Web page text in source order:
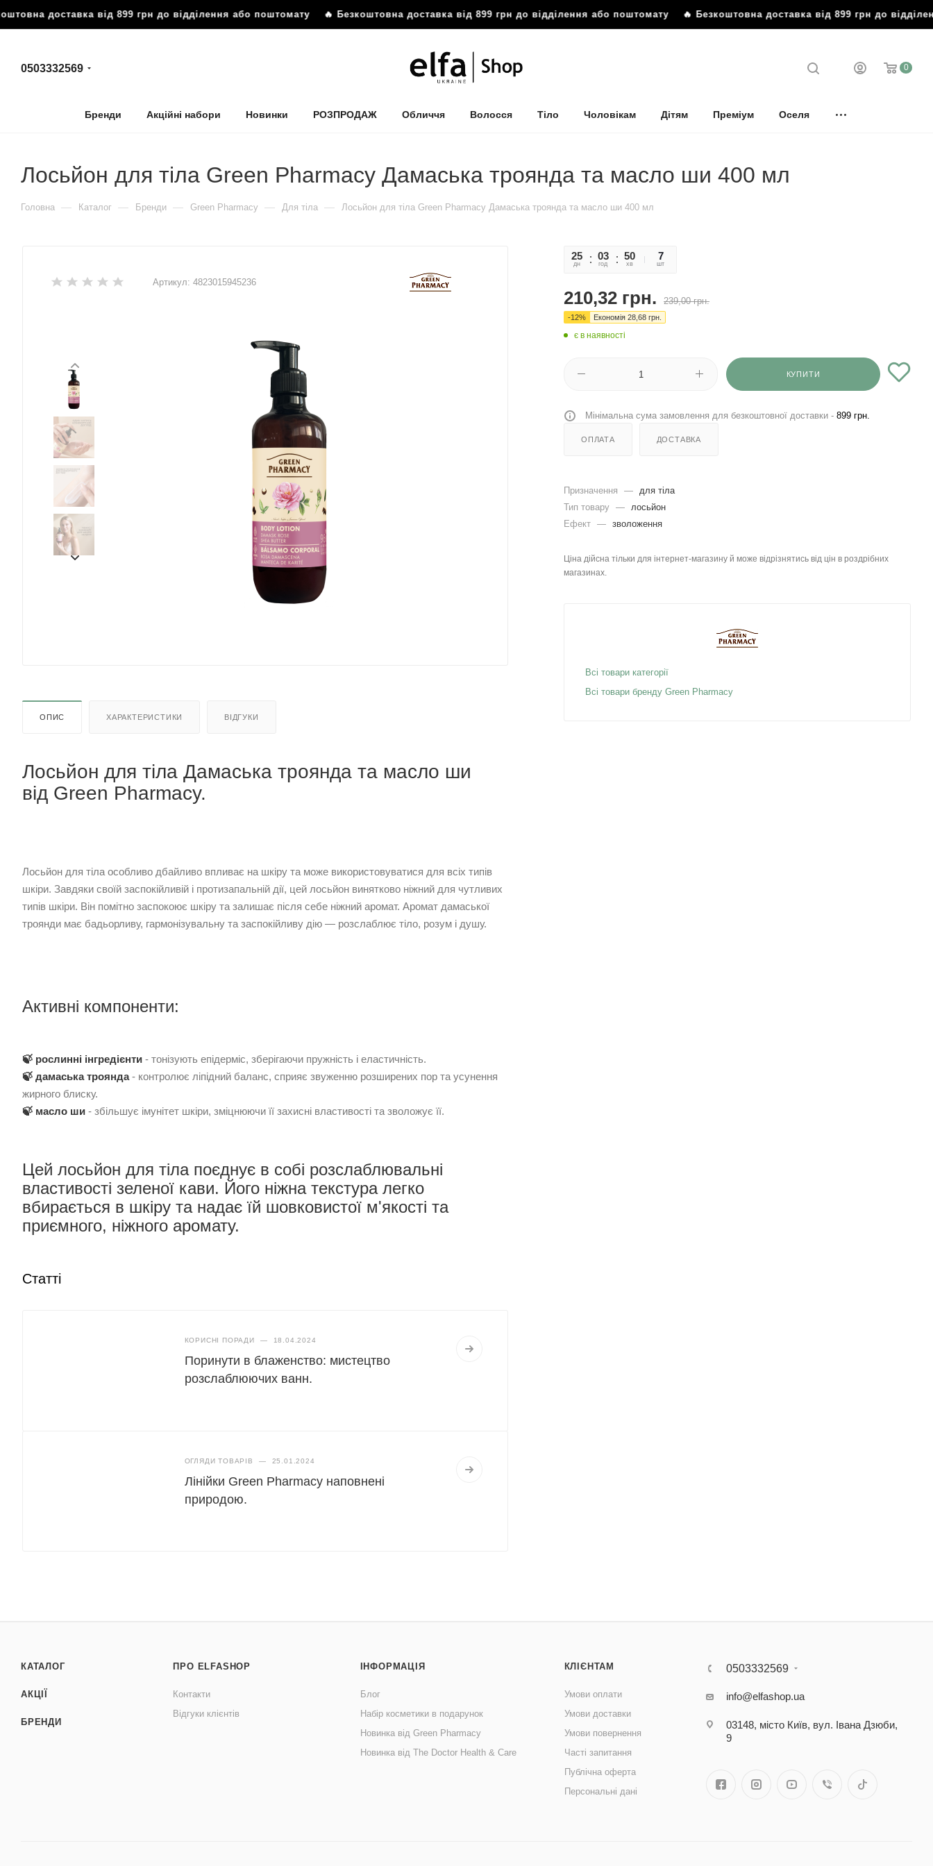
доставка від 899 грн до відділення або поштомату🔥 Безкоштовна доставка від 899 грн до відділення або поштомату🔥 Безкоштовна доставка від 899 грн до
0503332569 0
Бренди Акційні набори Новинки РОЗПРОДАЖ Обличчя Волосся Тіло Чоловікам Дітям Преміум Оселя
Лосьйон для тіла Green Pharmacy Дамаська троянда та масло ши 400 мл
Головна — Каталог — Бренди — Green Pharmacy — Для тіла — Лосьйон для тіла Green Pharmacy Дамаська троянда та масло ши 400 мл
Артикул: 4823015945236
ОПИС ХАРАКТЕРИСТИКИ ВІДГУКИ
Лосьйон для тіла Дамаська троянда та масло ши
від Green Pharmacy.
Лосьйон для тіла особливо дбайливо впливає на шкіру та може використовуватися для всіх типів
шкіри. Завдяки своїй заспокійливій і протизапальній дії, цей лосьйон винятково ніжний для чутливих
типів шкіри. Він помітно заспокоює шкіру та залишає після себе ніжний аромат. Аромат дамаської
троянди має бадьорливу, гармонізувальну та заспокійливу дію — розслаблює тіло, розум і душу.
Активні компоненти:
🍃 рослинні інгредієнти - тонізують епідерміс, зберігаючи пружність і еластичність.
🍃 дамаська троянда- контролює ліпідний баланс, сприяє звуженню розширених пор та усунення
жирного блиску.
🍃 масло ши - збільшує імунітет шкіри, зміцнюючи її захисні властивості та зволожує її.
Цей лосьйон для тіла поєднує в собі розслаблювальні
властивості зеленої кави. Його ніжна текстура легко
вбирається в шкіру та надає їй шовковистої м'якості та
приємного, ніжного аромату.
Статті
КОРИСНІ ПОРАДИ — 18.04.2024
Поринути в блаженство: мистецтво
розслаблюючих ванн.
ОГЛЯДИ ТОВАРІВ — 25.01.2024
Лінійки Green Pharmacy наповнені
природою.
25
дн
03
год
50
хв
31
сек
7
шт
210,32 грн. 239,00грн.
-12% Економія 28,68 грн.
є в наявності
КУПИТИ
Мінімальна сума замовлення для безкоштовної доставки - 899 грн.
ОПЛАТА ДОСТАВКА
Призначення —
для тіла
Тип товару —
лосьйон
Ефект — зволоження
Ціна дійсна тільки для інтернет-магазину й може відрізнятись від цін в роздрібних
магазинах.
Всі товари категорії
Всі товари бренду Green Pharmacy
КАТАЛОГ
АКЦІЇ
БРЕНДИ
ПРО ELFASHOP
Контакти
Відгуки клієнтів
ІНФОРМАЦІЯ
Блог
Набір косметики в подарунок
Новинка від Green Pharmacy
Новинка від The Doctor Health & Care
КЛІЄНТАМ
Умови оплати
Умови доставки
Умови повернення
Часті запитання
Публічна оферта
Персональні дані
0503332569
info@elfashop.ua
03148, місто Київ, вул. Івана Дзюби,
9